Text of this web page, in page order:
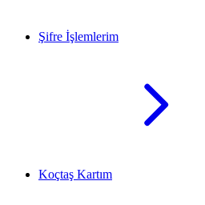
Şifre İşlemlerim
Koçtaş Kartım